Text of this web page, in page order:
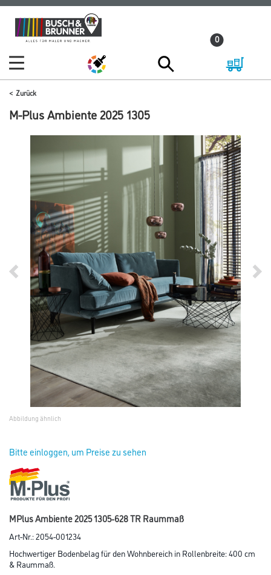
Zum
Inhalt
Zum
Navigationsmenü
0
Zurück
M-Plus Ambiente 2025 1305
Abbildung ähnlich
Bitte einloggen, um Preise zu sehen
MPlus Ambiente 2025 1305-628 TR Raummaß
Art-Nr.:2054-001234
Hochwertiger Bodenbelag für den Wohnbereich in Rollenbreite: 400 cm
& Raummaß.